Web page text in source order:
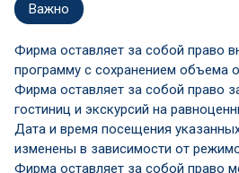
Важно
Фирма оставляет за собой право
программу с сохранением объема
Фирма оставляет за собой право
гостиниц и экскурсий на
Дата и время посещения
изменены в зависимости от
Фирма оставляет за собой право